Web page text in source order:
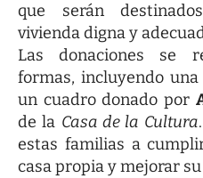
que serán
vivienda digna y
Las donaciones se
formas, incluyendo
un cuadro donado por
de la Casa de la Cultura
estas familias a
casa propia y mejorar